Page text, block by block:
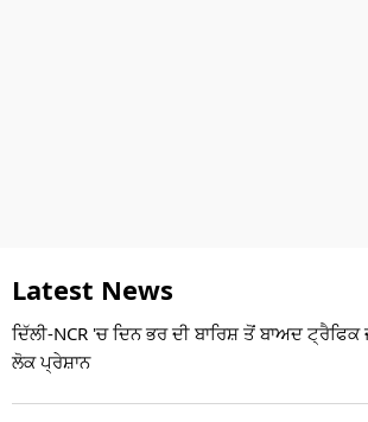
Latest News
ਦਿੱਲੀ-NCR 'ਚ ਦਿਨ ਭਰ ਦੀ ਬਾਰਿਸ਼ ਤੋਂ ਬਾਅਦ ਟ੍ਰੈਫਿਕ
ਲੋਕ ਪ੍ਰੇਸ਼ਾਨ